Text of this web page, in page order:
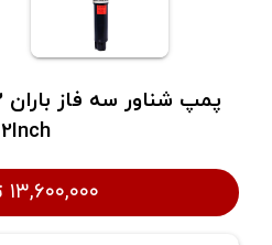
2Inch
۱۳,۶۰۰,۰۰۰ تومان